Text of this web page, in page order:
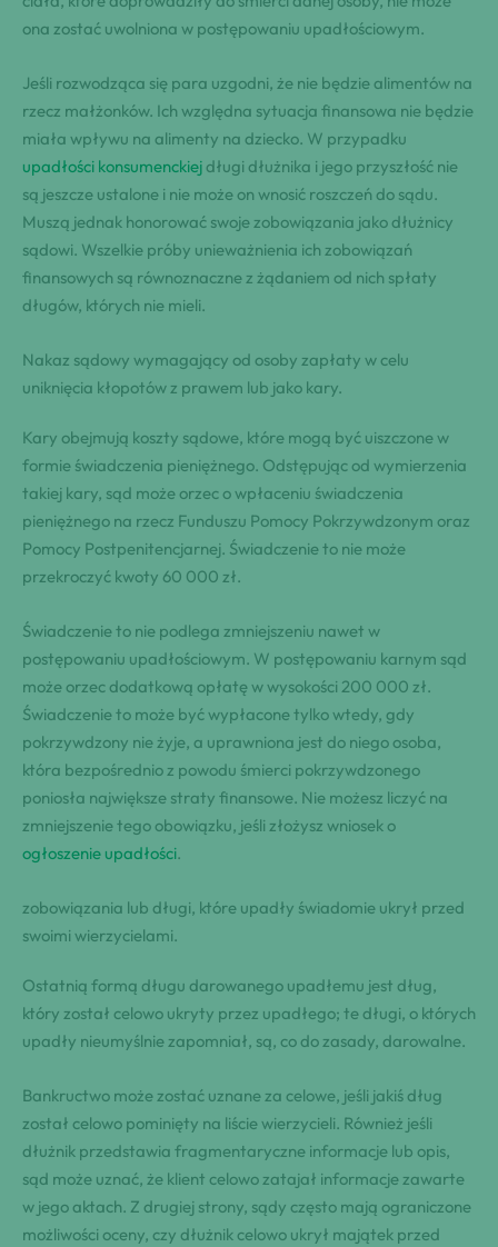
ona zostać uwolniona w postępowaniu upadłościowym.
Jeśli rozwodząca się para uzgodni, że nie będzie alimentów na
rzecz małżonków. Ich względna sytuacja finansowa nie będzie
miała wpływu na alimenty na dziecko. W przypadku
upadłości konsumenckiej długi dłużnika i jego przyszłość nie
są jeszcze ustalone i nie może on wnosić roszczeń do sądu.
Muszą jednak honorować swoje zobowiązania jako dłużnicy
sądowi. Wszelkie próby unieważnienia ich zobowiązań
finansowych są równoznaczne z żądaniem od nich spłaty
długów, których nie mieli.
Nakaz sądowy wymagający od osoby zapłaty w celu
uniknięcia kłopotów z prawem lub jako kary.
Kary obejmują koszty sądowe, które mogą być uiszczone w
formie świadczenia pieniężnego. Odstępując od wymierzenia
takiej kary, sąd może orzec o wpłaceniu świadczenia
pieniężnego na rzecz Funduszu Pomocy Pokrzywdzonym oraz
Pomocy Postpenitencjarnej. Świadczenie to nie może
przekroczyć kwoty 60 000 zł.
Świadczenie to nie podlega zmniejszeniu nawet w
postępowaniu upadłościowym. W postępowaniu karnym sąd
może orzec dodatkową opłatę w wysokości 200 000 zł.
Świadczenie to może być wypłacone tylko wtedy, gdy
pokrzywdzony nie żyje, a uprawniona jest do niego osoba,
która bezpośrednio z powodu śmierci pokrzywdzonego
poniosła największe straty finansowe. Nie możesz liczyć na
zmniejszenie tego obowiązku, jeśli złożysz wniosek o
ogłoszenie upadłości.
zobowiązania lub długi, które upadły świadomie ukrył przed
swoimi wierzycielami.
Ostatnią formą długu darowanego upadłemu jest dług,
który został celowo ukryty przez upadłego; te długi, o których
upadły nieumyślnie zapomniał, są, co do zasady, darowalne.
Bankructwo może zostać uznane za celowe, jeśli jakiś dług
został celowo pominięty na liście wierzycieli. Również jeśli
dłużnik przedstawia fragmentaryczne informacje lub opis,
sąd może uznać, że klient celowo zatajał informacje zawarte
w jego aktach. Z drugiej strony, sądy często mają ograniczone
możliwości oceny, czy dłużnik celowo ukrył majątek przed